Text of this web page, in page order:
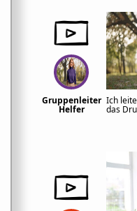
Gruppenleiter
Helfer
Ich
das